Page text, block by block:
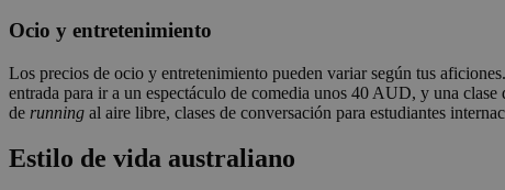
Ocio y entretenimiento
Los precios de ocio y entretenimiento pueden variar según tus
entrada para ir a un espectáculo de comedia unos 40 AUD, y una
de running al aire libre, clases de conversación para estudiantes
Estilo de vida australiano